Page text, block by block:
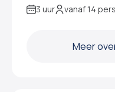
3 uur vanaf 14 pers
Meer